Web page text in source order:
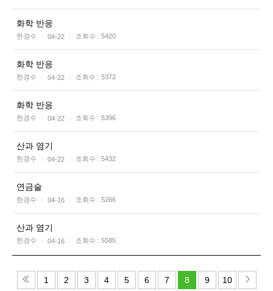
화학 반응
한경수 04-22 조회수 : 5420
화학 반응
한경수 04-22 조회수 : 5372
화학 반응
한경수 04-22 조회수 : 5396
산과 염기
한경수 04-22 조회수 : 5432
연금술
한경수 04-16 조회수 : 5266
산과 염기
한경수 04-16 조회수 : 5585
1 2 3 4 5 6 7 8 9 10